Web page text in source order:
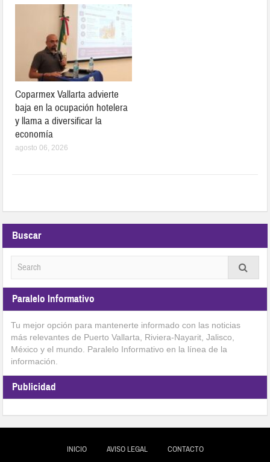
Coparmex Vallarta advierte
baja en la ocupación hotelera
y llama a diversificar la
economía
agosto 06, 2026
Buscar
Paralelo Informativo
Tu mejor opción para mantenerte informado con las noticias
más relevantes de Puerto Vallarta, Riviera-Nayarit, Jalisco,
México y el mundo. Paralelo Informativo en la línea de la
información.
Publicidad
INICIO AVISO LEGAL CONTACTO